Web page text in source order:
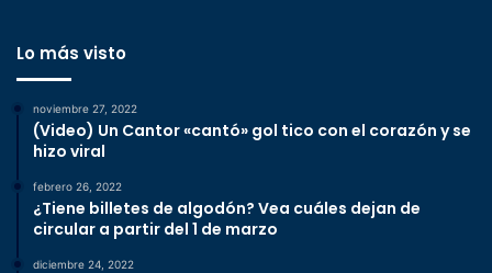
Lo más visto
noviembre 27, 2022
(Video) Un Cantor «cantó» gol tico con el corazón y se
hizo viral
febrero 26, 2022
¿Tiene billetes de algodón? Vea cuáles dejan de
circular a partir del 1 de marzo
diciembre 24, 2022